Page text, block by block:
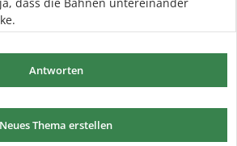
Antworten
Neues Thema erstellen